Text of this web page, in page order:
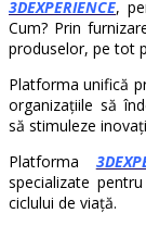
3DEXPERIENCE,
Cum? Prin
produselor, pe tot
Platforma unifică
organizațiile să
să stimuleze
Platforma
specializate
ciclului de viață.